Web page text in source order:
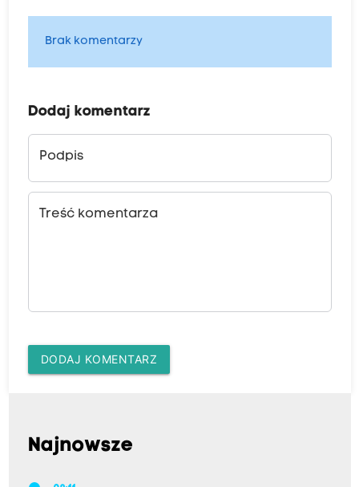
Brak komentarzy
Dodaj komentarz
Podpis
Treść komentarza
DODAJ KOMENTARZ
Najnowsze